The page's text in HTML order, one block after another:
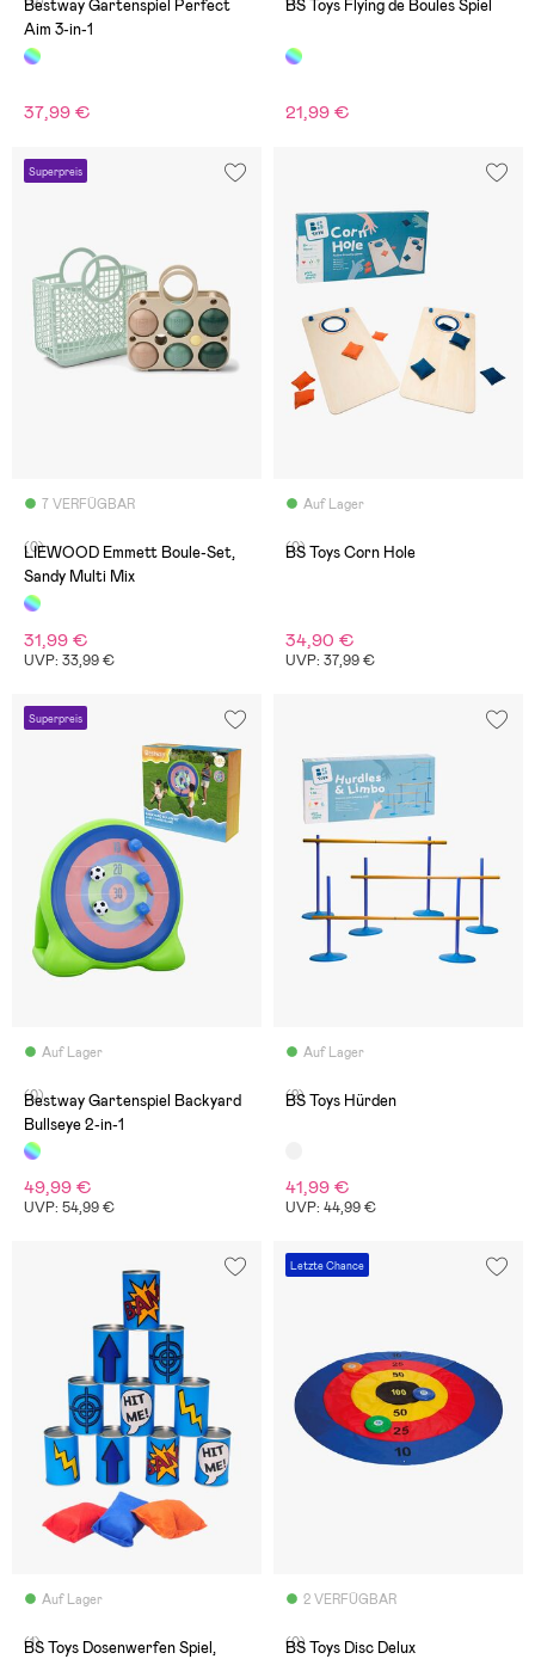
Bestway Gartenspiel Perfect
Aim 3-in-1
37,99 €
BS Toys Flying de Boules Spiel
21,99 €
Superpreis
7 VERFÜGBAR
(0)
LIEWOOD Emmett Boule-Set,
Sandy Multi Mix
31,99 €
UVP: 33,99 €
Auf Lager
(0)
BS Toys Corn Hole
34,90 €
UVP: 37,99 €
Superpreis
Auf Lager
(0)
Bestway Gartenspiel Backyard
Bullseye 2-in-1
49,99 €
UVP: 54,99 €
Auf Lager
(2)
BS Toys Hürden
41,99 €
UVP: 44,99 €
Auf Lager
(1)
BS Toys Dosenwerfen Spiel,
Letzte Chance
2 VERFÜGBAR
(0)
BS Toys Disc Delux